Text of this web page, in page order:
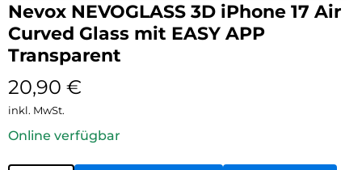
Nevox NEVOGLASS 3D iPhone 17 Air
Curved Glass mit EASY APP
Transparent
20,90 €
inkl. MwSt.
Online verfügbar